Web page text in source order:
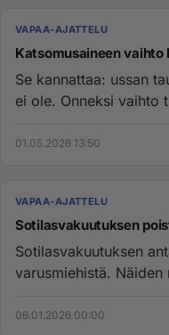
VAPAA-AJATTELU
Katsomusaineen vaihto
Se kannattaa: ussan
ei ole. Onneksi vaihto
01.05.2026 13:50
VAPAA-AJATTELU
Sotilasvakuutuksen
Sotilasvakuutuksen
varusmiehistä.
06.01.2026 00:00